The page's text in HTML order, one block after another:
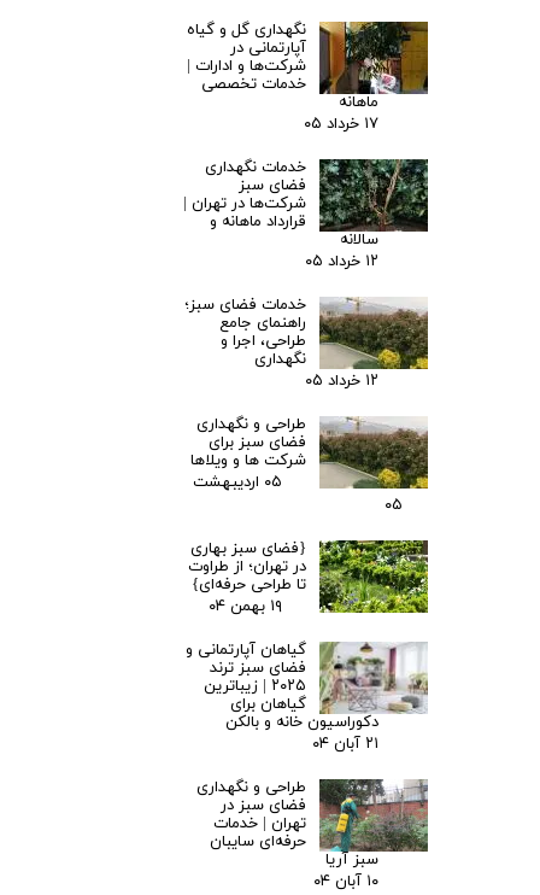
نگهداری گل و گیاه
آپارتمانی در
شرکت‌ها و ادارات |
خدمات تخصصی
ماهانه
۱۷ خرداد ۰۵
خدمات نگهداری
فضای سبز
شرکت‌ها در تهران |
قرارداد ماهانه و
سالانه
۱۲ خرداد ۰۵
خدمات فضای سبز؛
راهنمای جامع
طراحی، اجرا و
نگهداری
۱۲ خرداد ۰۵
طراحی و نگهداری
فضای سبز برای
شرکت ها و ویلاها
۰۵ اردیبهشت
۰۵
{فضای سبز بهاری
در تهران؛ از طراوت
تا طراحی حرفه‌ای}
۱۹ بهمن ۰۴
گیاهان آپارتمانی و
فضای سبز ترند
۲۰۲۵ | زیباترین
گیاهان برای
دکوراسیون خانه و بالکن
۲۱ آبان ۰۴
طراحی و نگهداری
فضای سبز در
تهران | خدمات
حرفه‌ای سایبان
سبز آریا
۱۰ آبان ۰۴